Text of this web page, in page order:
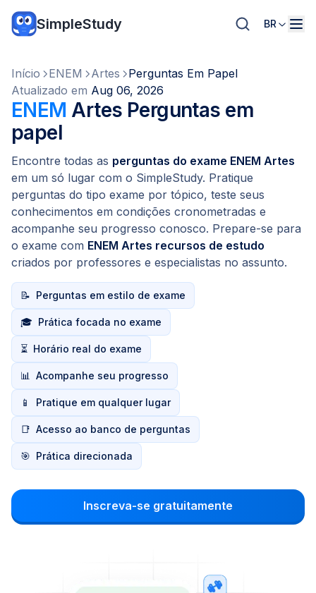
SimpleStudy BR
Início ENEM Artes
Perguntas Em Papel
Atualizado em Aug 06, 2026
ENEM Artes Perguntas em
papel
Encontre todas as perguntas do exame ENEM Artes
em um só lugar com o SimpleStudy. Pratique
perguntas do tipo exame por tópico, teste seus
conhecimentos em condições cronometradas e
acompanhe seu progresso conosco. Prepare-se para
o exame com ENEM Artes recursos de estudo
criados por professores e especialistas no assunto.
📝 Perguntas em estilo de exame
🎓 Prática focada no exame
⏳ Horário real do exame
📊 Acompanhe seu progresso
📱 Pratique em qualquer lugar
📑 Acesso ao banco de perguntas
🎯 Prática direcionada
Inscreva-se gratuitamente